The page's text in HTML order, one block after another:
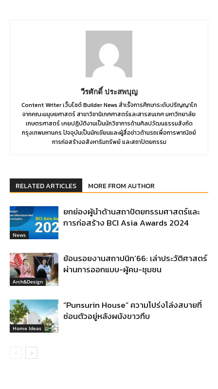
วีรศักดิ์ ประสพบุญ
Content Writer เว็บไซต์ Builder News สำเร็จการศึกษาระดับปริญญาโท
จากคณะมนุษยศาสตร์ สาขาวิชานิเทศศาสตร์และสารสนเทศ มหาวิทยาลัย
เกษตรศาสตร์ เคยปฏิบัติงานเป็นนักวิชาการด้านศิลปวัฒนธรรมสังกัด
กรุงเทพมหานคร ปัจจุบันเป็นนักเขียนและผู้สื่อข่าวด้านรถเพื่อการพาณิชย์
การก่อสร้างอสังหาริมทรัพย์ และสถาปัตยกรรม
RELATED ARTICLES MORE FROM AUTHOR
News
ยกย่องผู้นำด้านสถาปัตยกรรมศาสตร์และ
การก่อสร้าง BCI Asia Awards 2024
Arch&Design
ย้อนรอยงานสถาปนิก’66: เล่าประวัติศาสตร์
ผ่านการออกแบบ-ผู้คน-ชุมชน
Home Ideas
“Punsurin House” ความโปร่งโล่งสบายที่
ซ่อนตัวอยู่หลังผนังขาวทึบ